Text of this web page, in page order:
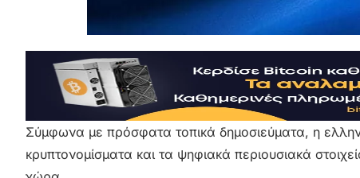
Σύμφωνα με πρόσφατα τοπικά δημοσιεύματα, η
κρυπτονομίσματα και τα ψηφιακά περιουσιακά